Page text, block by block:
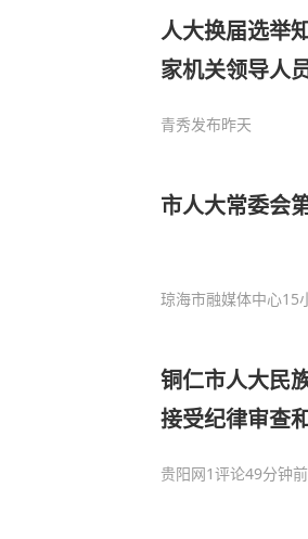
人大换届选举
家机关领导人
青秀发布昨天
市人大常委会
琼海市融媒体中心15
铜仁市人大民
接受纪律审查
贵阳网1评论49分钟前